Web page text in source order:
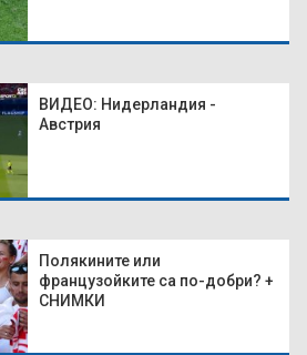
ВИДЕО: Нидерландия -
Австрия
Полякините или
французойките са по-добри? +
СНИМКИ